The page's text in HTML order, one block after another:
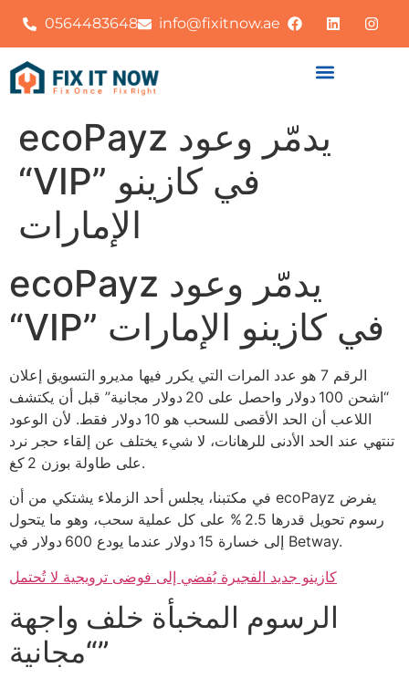
0564483648 info@fixitnow.ae
ecoPayz يدمّر وعود
“VIP” في كازينو
الإمارات
ecoPayz يدمّر وعود
“VIP” في كازينو الإمارات
الرقم 7 هو عدد المرات التي يكرر فيها مديرو التسويق إعلان
“اشحن 100 دولار واحصل على 20 دولار مجانية” قبل أن يكتشف
اللاعب أن الحد الأقصى للسحب هو 10 دولار فقط. لأن الوعود
تنتهي عند الحد الأدنى للرهانات، لا شيء يختلف عن إلقاء حجر نرد
على طاولة بوزن 2 كغ.
في مكتبنا، يجلس أحد الزملاء يشتكي من أن ecoPayz يفرض
رسوم تحويل قدرها 2.5 % على كل عملية سحب، وهو ما يتحول
إلى خسارة 15 دولار عندما يودع 600 دولار في Betway.
كازينو جديد الفجيرة يُفضي إلى فوضى ترويجية لا تُحتمل
الرسوم المخبأة خلف واجهة
“مجانية”